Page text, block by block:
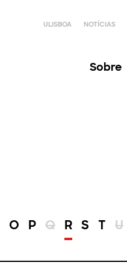
ULISBOA NOTÍCIAS
Sobre
O P Q R S T U